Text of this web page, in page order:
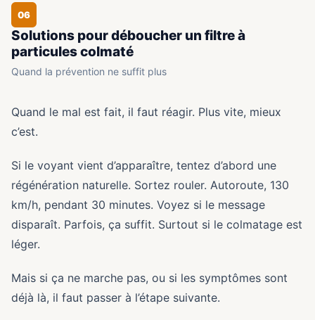
06
Solutions pour déboucher un filtre à
particules colmaté
Quand la prévention ne suffit plus
Quand le mal est fait, il faut réagir. Plus vite, mieux
c’est.
Si le voyant vient d’apparaître, tentez d’abord une
régénération naturelle. Sortez rouler. Autoroute, 130
km/h, pendant 30 minutes. Voyez si le message
disparaît. Parfois, ça suffit. Surtout si le colmatage est
léger.
Mais si ça ne marche pas, ou si les symptômes sont
déjà là, il faut passer à l’étape suivante.